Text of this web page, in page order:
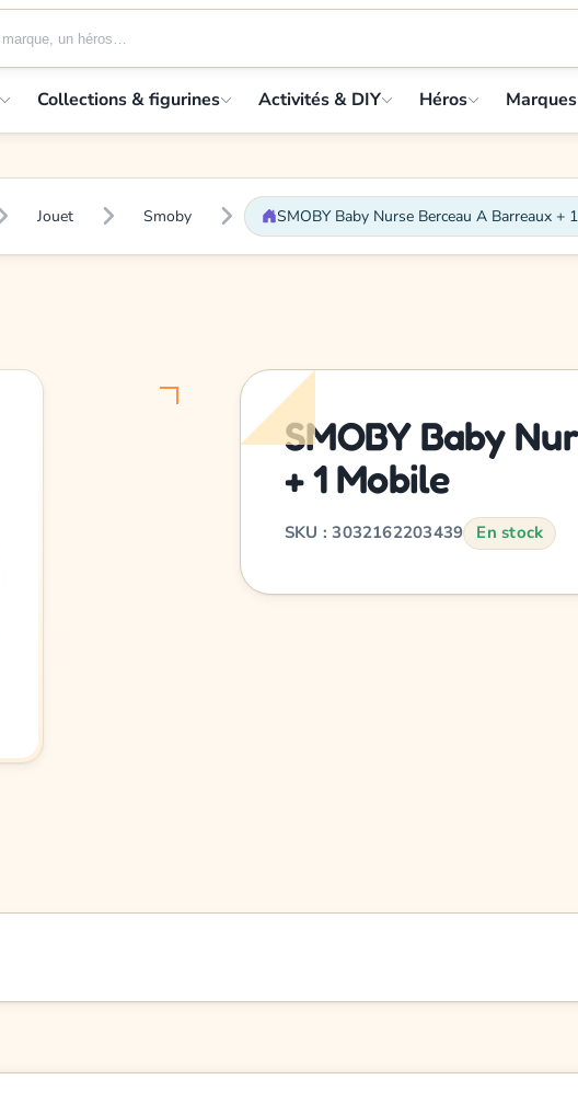
Collections & figurines Activités & DIY Héros Marques
Jouet Smoby SMOBY Baby Nurse Berceau A Barreaux +
SMOBY Baby
+ 1 Mobile
SKU : 3032162203439 En stock